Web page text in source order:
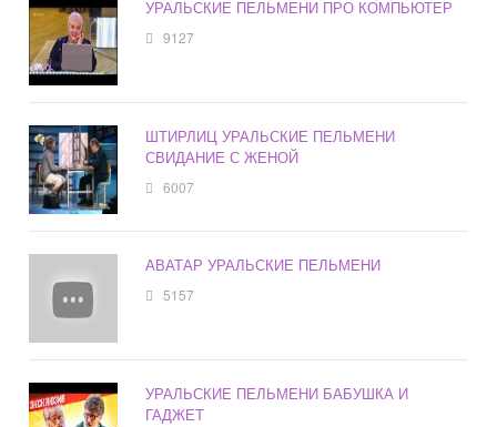
УРАЛЬСКИЕ ПЕЛЬМЕНИ ПРО КОМПЬЮТЕР
9127
ШТИРЛИЦ УРАЛЬСКИЕ ПЕЛЬМЕНИ
СВИДАНИЕ С ЖЕНОЙ
6007
АВАТАР УРАЛЬСКИЕ ПЕЛЬМЕНИ
5157
УРАЛЬСКИЕ ПЕЛЬМЕНИ БАБУШКА И
ГАДЖЕТ